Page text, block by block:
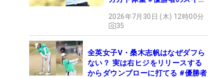
2026年7月30日 (木) 12時00分
35
全英女子V・桑木志帆はなぜダフら
ない？ 実は右ヒジをリリースする
からダウンブローに打てる #優勝者